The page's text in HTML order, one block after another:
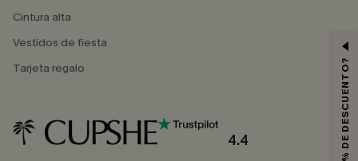
Cintura alta
Vestidos de fiesta
Tarjeta regalo
4.4